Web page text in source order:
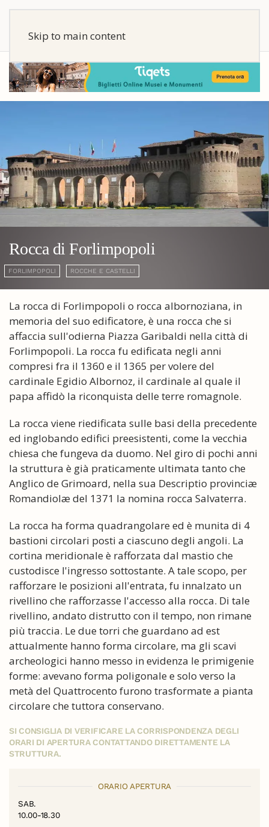
Skip to main content
Rocca di Forlimpopoli
FORLIMPOPOLI ROCCHE E CASTELLI
La rocca di Forlimpopoli o rocca albornoziana, in
memoria del suo edificatore, è una rocca che si
affaccia sull'odierna Piazza Garibaldi nella città di
Forlimpopoli. La rocca fu edificata negli anni
compresi fra il 1360 e il 1365 per volere del
cardinale Egidio Albornoz, il cardinale al quale il
papa affidò la riconquista delle terre romagnole.
La rocca viene riedificata sulle basi della precedente
ed inglobando edifici preesistenti, come la vecchia
chiesa che fungeva da duomo. Nel giro di pochi anni
la struttura è già praticamente ultimata tanto che
Anglico de Grimoard, nella sua Descriptio provinciæ
Romandiolæ del 1371 la nomina rocca Salvaterra.
La rocca ha forma quadrangolare ed è munita di 4
bastioni circolari posti a ciascuno degli angoli. La
cortina meridionale è rafforzata dal mastio che
custodisce l'ingresso sottostante. A tale scopo, per
rafforzare le posizioni all'entrata, fu innalzato un
rivellino che rafforzasse l'accesso alla rocca. Di tale
rivellino, andato distrutto con il tempo, non rimane
più traccia. Le due torri che guardano ad est
attualmente hanno forma circolare, ma gli scavi
archeologici hanno messo in evidenza le primigenie
forme: avevano forma poligonale e solo verso la
metà del Quattrocento furono trasformate a pianta
circolare che tuttora conservano.
SI CONSIGLIA DI VERIFICARE LA CORRISPONDENZA DEGLI
ORARI DI APERTURA CONTATTANDO DIRETTAMENTE LA
STRUTTURA.
ORARIO APERTURA
SAB.
10.00-18.30